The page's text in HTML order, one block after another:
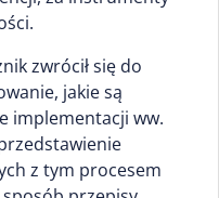
zwrócił się do
jakie są
implementacji ww.
z tym procesem